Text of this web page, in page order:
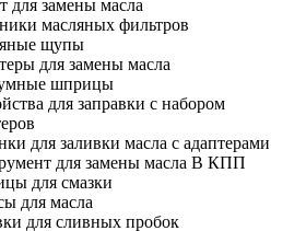
для замены масла
масляных фильтров
щупы
для замены масла
шприцы
для заправки с набором
для заливки масла с адаптерами
для замены масла В КПП
для смазки
для масла
для сливных пробок